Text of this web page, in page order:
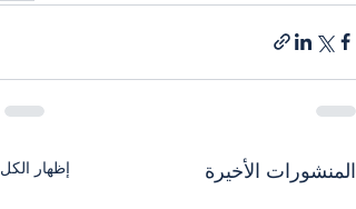
المنشورات الأخيرة إظهار الكل